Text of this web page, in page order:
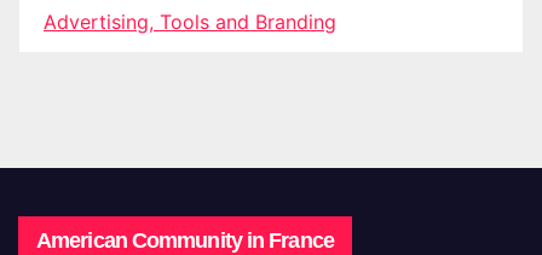
Advertising, Tools and Branding
American Community in France